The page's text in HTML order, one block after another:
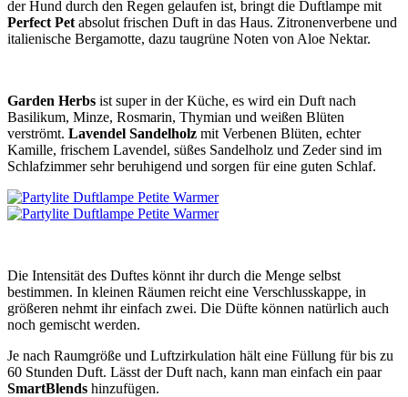
der Hund durch den Regen gelaufen ist, bringt die Duftlampe mit
Perfect Pet absolut frischen Duft in das Haus. Zitronenverbene und
italienische Bergamotte, dazu taugrüne Noten von Aloe Nektar.
Garden Herbs ist super in der Küche, es wird ein Duft nach
Basilikum, Minze, Rosmarin, Thymian und weißen Blüten
verströmt. Lavendel Sandelholz mit Verbenen Blüten, echter
Kamille, frischem Lavendel, süßes Sandelholz und Zeder sind im
Schlafzimmer sehr beruhigend und sorgen für eine guten Schlaf.
Die Intensität des Duftes könnt ihr durch die Menge selbst
bestimmen. In kleinen Räumen reicht eine Verschlusskappe, in
größeren nehmt ihr einfach zwei. Die Düfte können natürlich auch
noch gemischt werden.
Je nach Raumgröße und Luftzirkulation hält eine Füllung für bis zu
60 Stunden Duft. Lässt der Duft nach, kann man einfach ein paar
SmartBlends hinzufügen.